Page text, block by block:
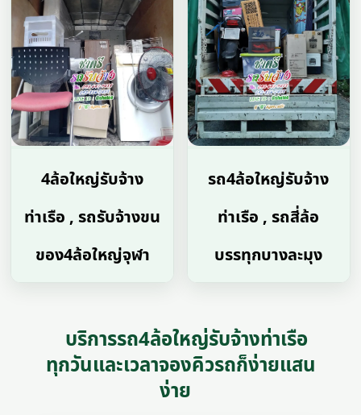
4ล้อใหญ่รับจ้าง
ท่าเรือ , รถรับจ้างขน
ของ4ล้อใหญ่จุฬา
รถ4ล้อใหญ่รับจ้าง
ท่าเรือ , รถสี่ล้อ
บรรทุกบางละมุง
บริการรถ4ล้อใหญ่รับจ้างท่าเรือ
ทุกวันและเวลาจองคิวรถก็ง่ายแสน
ง่าย